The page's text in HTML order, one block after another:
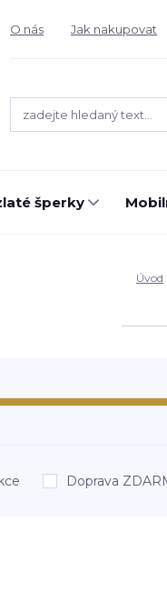
O nás Jak nakupovat
šperky
Úvod
Doprava